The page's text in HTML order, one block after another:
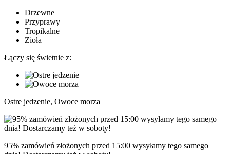
Drzewne
Przyprawy
Tropikalne
Zioła
Łączy się świetnie z:
Ostre jedzenie, Owoce morza
95% zamówień złożonych przed 15:00 wysyłamy tego samego